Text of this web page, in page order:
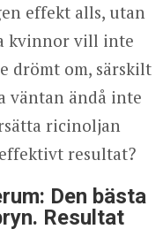
effekt alls, utan
kvinnor vill inte
drömt om, särskilt
väntan ändå inte
ricinoljan
resultat?
Den bästa
Resultat